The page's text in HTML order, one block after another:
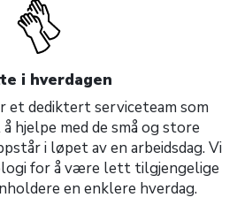
i hverdagen
et dediktert serviceteam som
hjelpe med de små og store
i løpet av en arbeidsdag. Vi
for å være lett tilgjengelige
en enklere hverdag.